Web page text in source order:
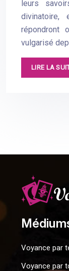
leurs
divinatoire,
répondront
vulgarisé
LIRE LA
Voyance par
Voyance par